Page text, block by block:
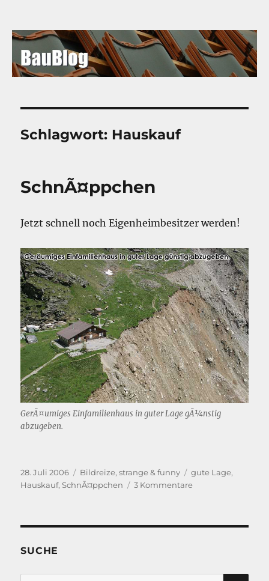
BauBlog
Schlagwort: Hauskauf
SchnÃ¤ppchen
Jetzt schnell noch Eigenheimbesitzer werden!
GerÃ¤umiges Einfamilienhaus in guter Lage gÃ¼nstig
abzugeben.
Veröffentlicht
am
28. Juli 2006 Kategorien
Bildreize,strange & funny Schlagwörter
gute Lage,
Hauskauf,SchnÃ¤ppchen 3 Kommentarezu
SUCHE